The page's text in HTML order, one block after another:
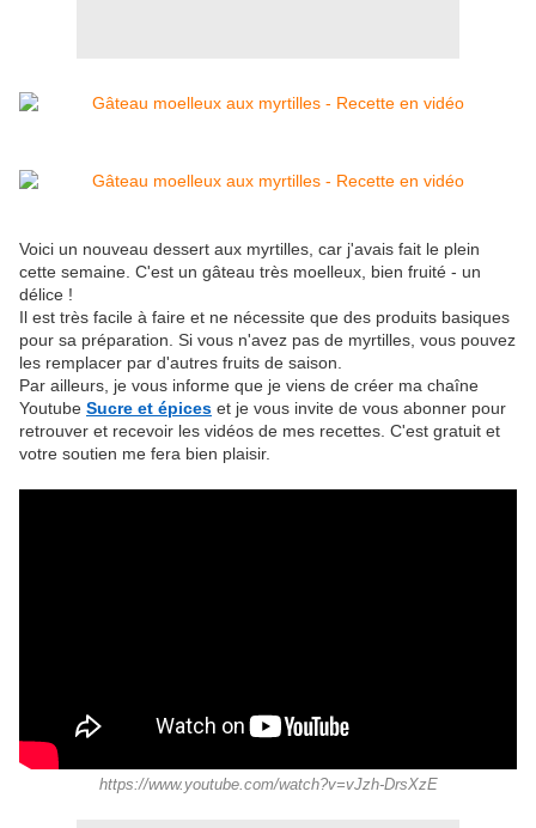
Voici un nouveau dessert aux myrtilles, car j'avais fait le plein
cette semaine. C'est un gâteau très moelleux, bien fruité - un
délice !
Il est très facile à faire et ne nécessite que des produits basiques
pour sa préparation. Si vous n'avez pas de myrtilles, vous pouvez
les remplacer par d'autres fruits de saison.
Par ailleurs, je vous informe que je viens de créer ma chaîne
Youtube Sucre et épices et je vous invite de vous abonner pour
retrouver et recevoir les vidéos de mes recettes. C'est gratuit et
votre soutien me fera bien plaisir.
https://www.youtube.com/watch?v=vJzh-DrsXzE